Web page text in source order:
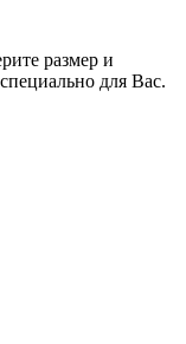
размер и
для Вас.